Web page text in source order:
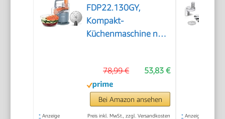
FDP22.130GY,
Kompakt-
Küchenmaschine nur
Pürieren und Teig
Kneten, Express-
Serve, 1,3 l
Arbeitsbehälter, 650
53,83 €
78,99 €
Bei Amazon ansehen
* Anzeige Preis inkl. MwSt., zzgl. Versandkosten * Anzeige